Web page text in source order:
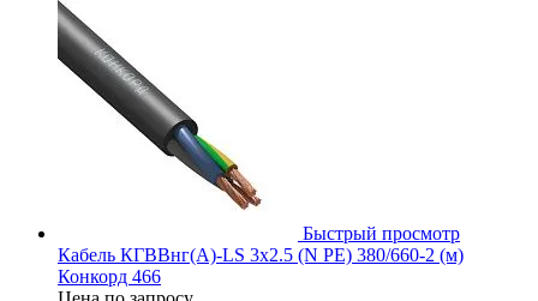
Быстрый просмотр
Кабель КГВВнг(А)-LS 3х2.5 (N PE) 380/660-2 (м)
Конкорд 466